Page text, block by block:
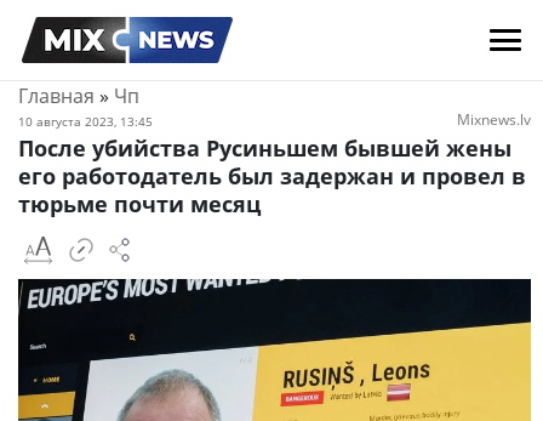
Главная » Чп
10 августа 2023, 13:45 Mixnews.lv
После убийства Русиньшем бывшей жены
его работодатель был задержан и провел в
тюрьме почти месяц